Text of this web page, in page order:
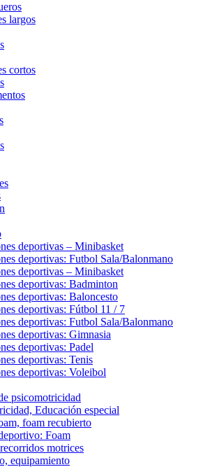
largos
cortos
deportivas – Minibasket
deportivas: Futbol Sala/Balonmano
deportivas – Minibasket
deportivas: Badminton
deportivas: Baloncesto
deportivas: Fútbol 11 / 7
deportivas: Futbol Sala/Balonmano
deportivas: Gimnasia
deportivas: Padel
deportivas: Tenis
deportivas: Voleibol
psicomotricidad
Educación especial
foam recubierto
Foam
motrices
equipamiento